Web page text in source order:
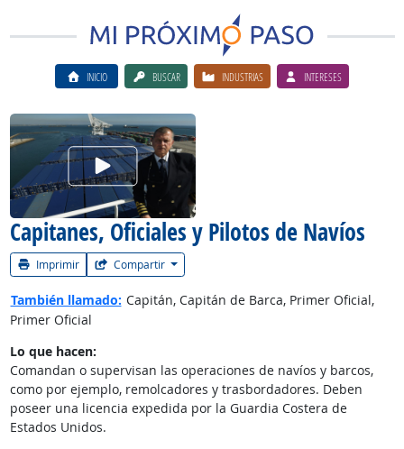
INICIO BUSCAR INDUSTRIAS INTERESES
Capitanes, Oficiales y Pilotos de Navíos
Imprimir Compartir
Ver el vίdeo de la carrera
También llamado: Capitán, Capitán de Barca, Primer Oficial,
Primer Oficial
Lo que hacen:
Comandan o supervisan las operaciones de navíos y barcos,
como por ejemplo, remolcadores y trasbordadores. Deben
poseer una licencia expedida por la Guardia Costera de
Estados Unidos.